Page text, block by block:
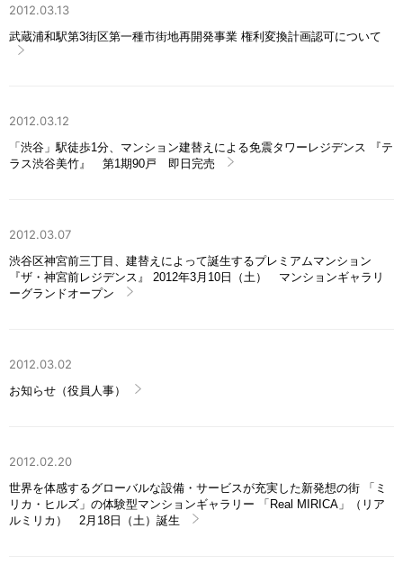
2012.03.13
武蔵浦和駅第3街区第一種市街地再開発事業 権利変換計画認可について
2012.03.12
「渋谷」駅徒歩1分、マンション建替えによる免震タワーレジデンス 『テ
ラス渋谷美竹』 第1期90戸 即日完売
2012.03.07
渋谷区神宮前三丁目、建替えによって誕生するプレミアムマンション
『ザ・神宮前レジデンス』 2012年3月10日（土） マンションギャラリ
ーグランドオープン
2012.03.02
お知らせ（役員人事）
2012.02.20
世界を体感するグローバルな設備・サービスが充実した新発想の街 「ミ
リカ・ヒルズ」の体験型マンションギャラリー 「Real MIRICA」（リア
ルミリカ） 2月18日（土）誕生